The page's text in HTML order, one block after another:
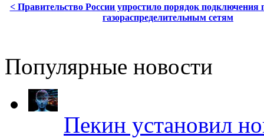
< Правительство России упростило порядок подключения
газораспределительным сетям
Популярные новости
Пекин установил